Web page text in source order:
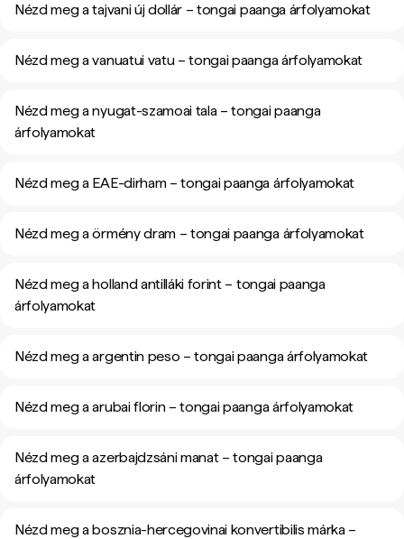
Nézd meg a tajvani új dollár – tongai paanga árfolyamokat
Nézd meg a vanuatui vatu – tongai paanga árfolyamokat
Nézd meg a nyugat-szamoai tala – tongai paanga
árfolyamokat
Nézd meg a EAE-dirham – tongai paanga árfolyamokat
Nézd meg a örmény dram – tongai paanga árfolyamokat
Nézd meg a holland antilláki forint – tongai paanga
árfolyamokat
Nézd meg a argentin peso – tongai paanga árfolyamokat
Nézd meg a arubai florin – tongai paanga árfolyamokat
Nézd meg a azerbajdzsáni manat – tongai paanga
árfolyamokat
Nézd meg a bosznia-hercegovinai konvertibilis márka –